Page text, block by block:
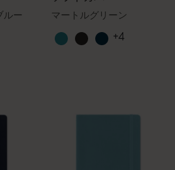
ルー マートルグリーン
+4